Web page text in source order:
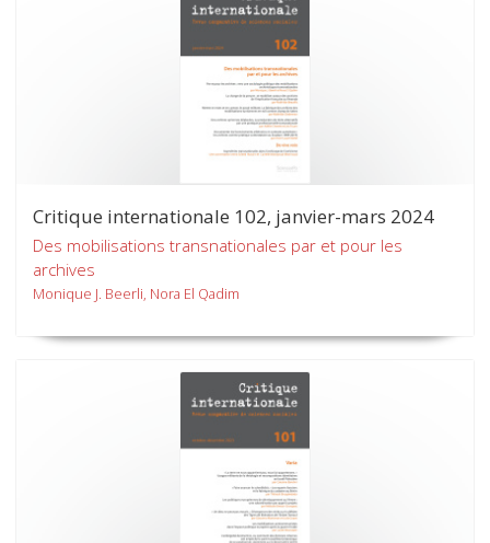
Critique internationale 102, janvier-mars 2024
Des mobilisations transnationales par et pour les
archives
Monique J. Beerli, Nora El Qadim